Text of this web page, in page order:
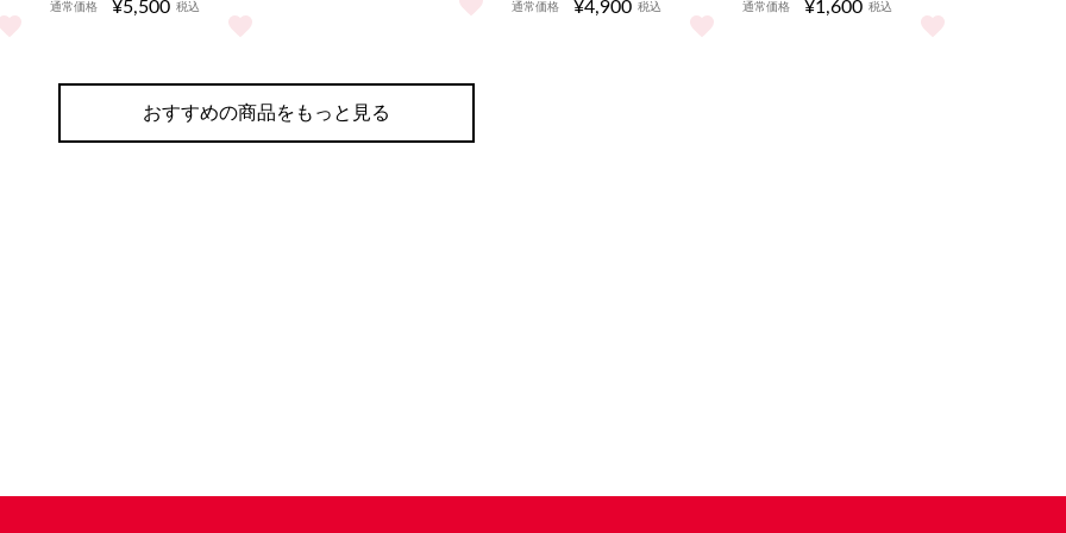
見る
たみコンテナ をもっと見る
通常価格 ¥5,500 税込
URAWA REDSバス ダイキャスト(レディース) をもっと見る
2026スタジアムシャツ/白 をもっと見る
通常価格 ¥4,900 税込
アコーディオンチェア(バッグ付き) をもっと見る
通常価格 ¥1,600 税込
URAWA REDSバス キーチャーム(レ
おすすめの商品をもっと見る